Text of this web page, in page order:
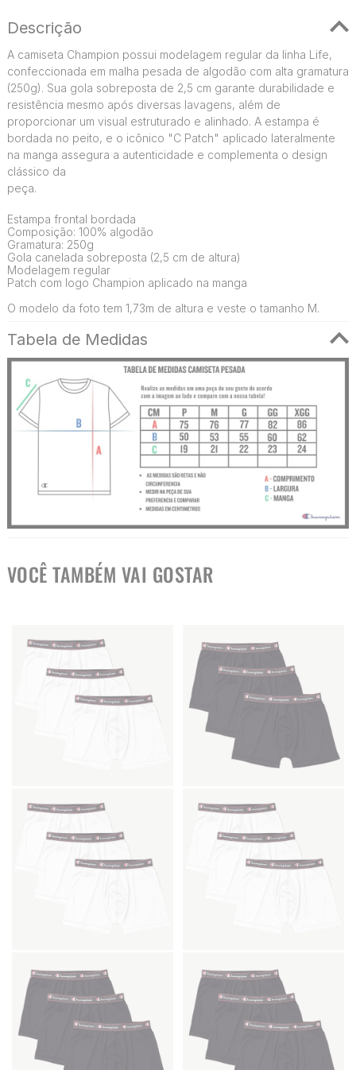
Descrição
A camiseta Champion possui modelagem regular da linha Life,
confeccionada em malha pesada de algodão com alta gramatura
(250g). Sua gola sobreposta de 2,5 cm garante durabilidade e
resistência mesmo após diversas lavagens, além de
proporcionar um visual estruturado e alinhado. A estampa é
bordada no peito, e o icônico "C Patch" aplicado lateralmente
na manga assegura a autenticidade e complementa o design
clássico da
peça.
Estampa frontal bordada
Composição: 100% algodão
Gramatura: 250g
Gola canelada sobreposta (2,5 cm de altura)
Modelagem regular
Patch com logo Champion aplicado na manga
O modelo da foto tem 1,73m de altura e veste o tamanho M.
Tabela de Medidas
VOCÊ TAMBÉM VAI GOSTAR